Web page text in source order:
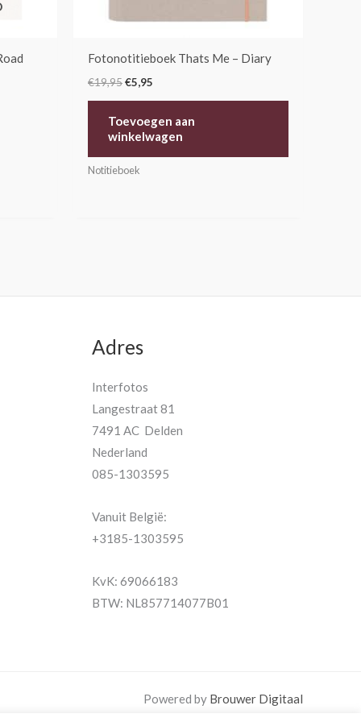
Fotonotitieboek Thats Me – Diary
€19,95€5,95
Toevoegen aan
winkelwagen
Notitieboek
Adres
Interfotos
Langestraat 81
7491 AC Delden
Nederland
085-1303595
Vanuit België:
+3185-1303595
KvK: 69066183
BTW: NL857714077B01
Powered by Brouwer Digitaal